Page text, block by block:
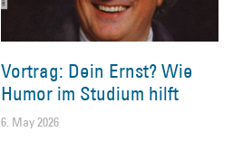
Vortrag: Dein Ernst? Wie
Humor im Studium hilft
6. May 2026